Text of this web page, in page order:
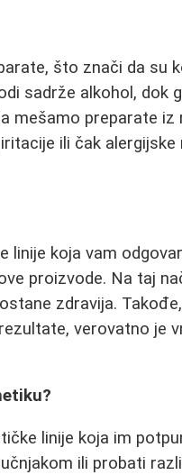
što znači da su
sadrže alkohol, dok
mešamo preparate iz
ili čak alergijske
koja vam
proizvode. Na taj
zdravija.
verovatno je
linije koja im
ili probati